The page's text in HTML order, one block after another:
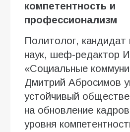
компетентность и
профессионализм
Политолог, кандидат
наук, шеф-редактор
«Социальные
Дмитрий Абросимов
устойчивый
на обновление
уровня